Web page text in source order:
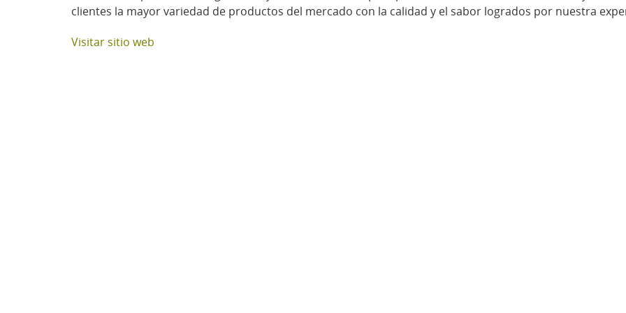
clientes la mayor variedad de productos del mercado con la calidad y el sabor logrados por nuestra
Visitar sitio web